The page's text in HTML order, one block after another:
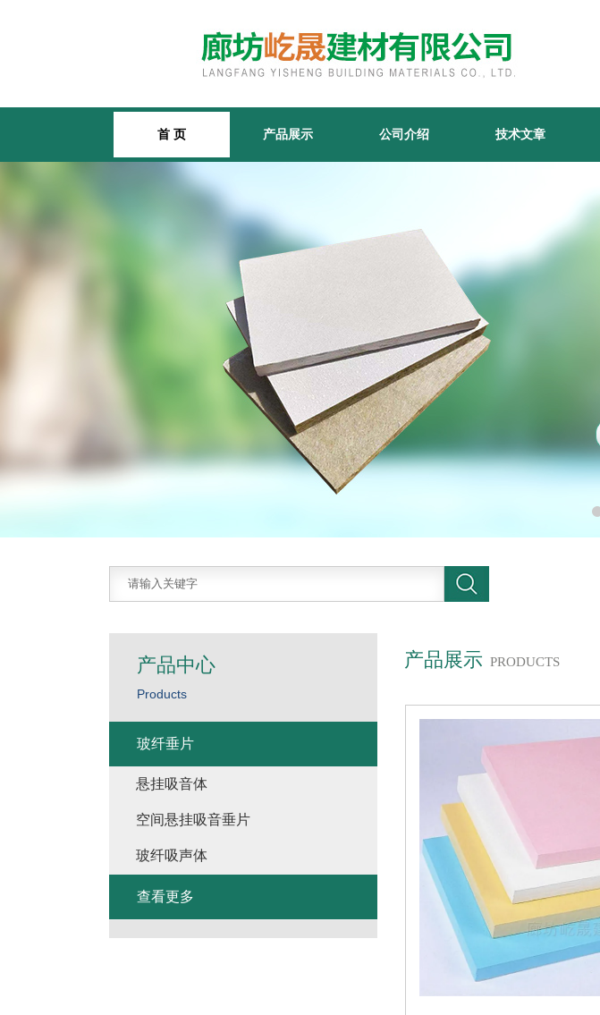
首 页 产品展示 公司介绍 技术文章
产品展示 PRODUCTS
产品中心
Products
玻纤垂片
悬挂吸音体
空间悬挂吸音垂片
玻纤吸声体
查看更多